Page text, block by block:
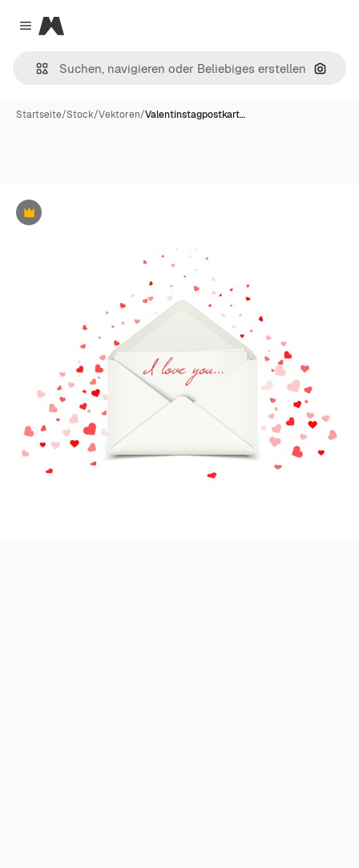
Close menu
Magnific
Nach
Startseite/Stock/Vektoren/Valentinstagpostkart…
Premium